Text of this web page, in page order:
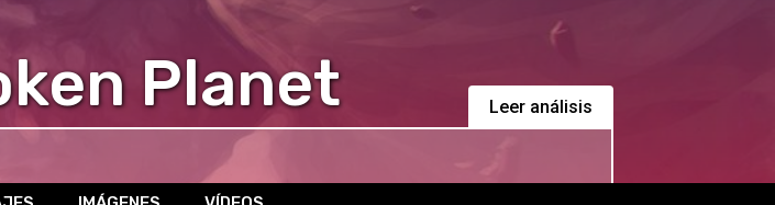
Planet Leer análisis